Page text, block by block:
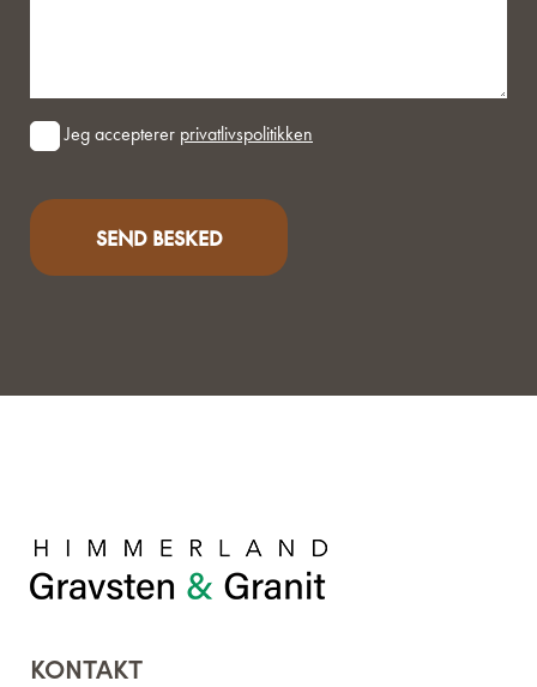
ConsentJeg accepterer privatlivspolitikken
KONTAKT